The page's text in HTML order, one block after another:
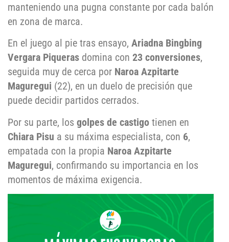
manteniendo una pugna constante por cada balón
en zona de marca.
En el juego al pie tras ensayo, Ariadna Bingbing
Vergara Piqueras domina con 23 conversiones,
seguida muy de cerca por Naroa Azpitarte
Maguregui (22), en un duelo de precisión que
puede decidir partidos cerrados.
Por su parte, los golpes de castigo tienen en
Chiara Pisu a su máxima especialista, con 6,
empatada con la propia Naroa Azpitarte
Maguregui, confirmando su importancia en los
momentos de máxima exigencia.